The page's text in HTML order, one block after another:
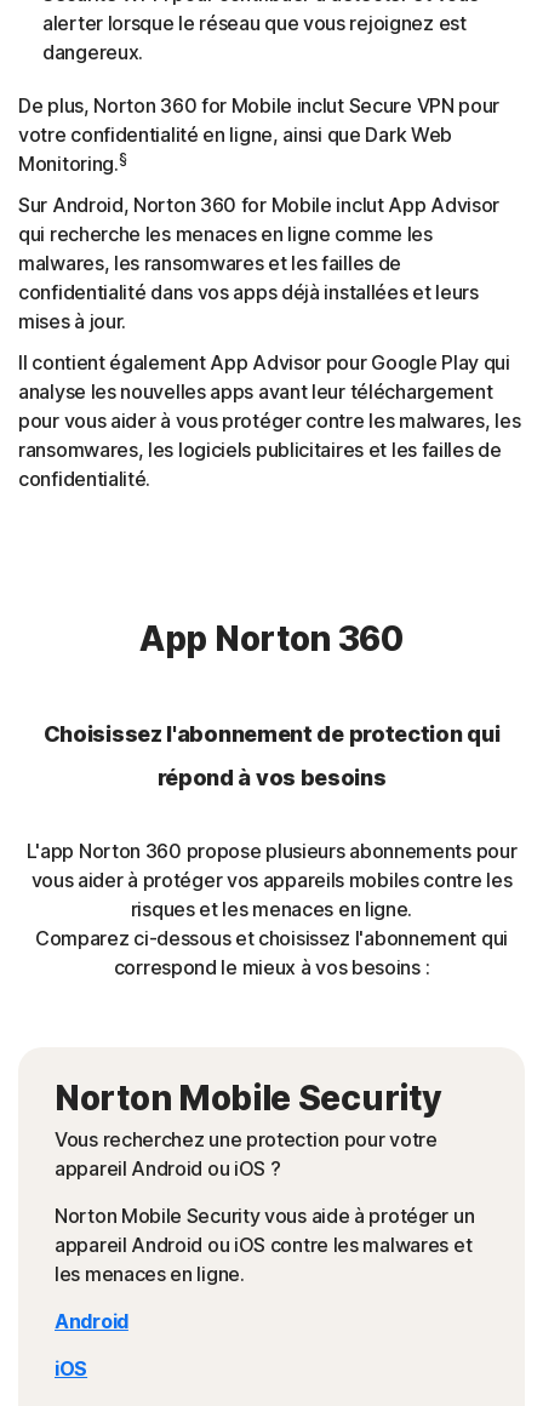
alerter lorsque le réseau que vous rejoignez est
dangereux.
De plus, Norton 360 for Mobile inclut Secure VPN pour
votre confidentialité en ligne, ainsi que Dark Web
Monitoring.§
Sur Android, Norton 360 for Mobile inclut App Advisor
qui recherche les menaces en ligne comme les
malwares, les ransomwares et les failles de
confidentialité dans vos apps déjà installées et leurs
mises à jour.
Il contient également App Advisor pour Google Play qui
analyse les nouvelles apps avant leur téléchargement
pour vous aider à vous protéger contre les malwares, les
ransomwares, les logiciels publicitaires et les failles de
confidentialité.
App Norton 360
Choisissez l'abonnement de protection qui
répond à vos besoins
L'app Norton 360 propose plusieurs abonnements pour
vous aider à protéger vos appareils mobiles contre les
risques et les menaces en ligne.
Comparez ci-dessous et choisissez l'abonnement qui
correspond le mieux à vos besoins :
Norton Mobile Security
Vous recherchez une protection pour votre
appareil Android ou iOS ?
Norton Mobile Security vous aide à protéger un
appareil Android ou iOS contre les malwares et
les menaces en ligne.
Android
iOS